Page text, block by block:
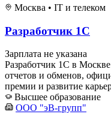
Москва • IT и телеком
Разработчик 1С
Зарплата не указана
Разработчик 1С в
отчетов и обменов,
премии и развитие
Высшее образование
ООО "эВ-групп"